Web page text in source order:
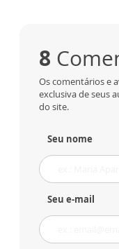
8
Os comentários e
exclusiva de seus
do site.
Seu nome
Seu e-mail